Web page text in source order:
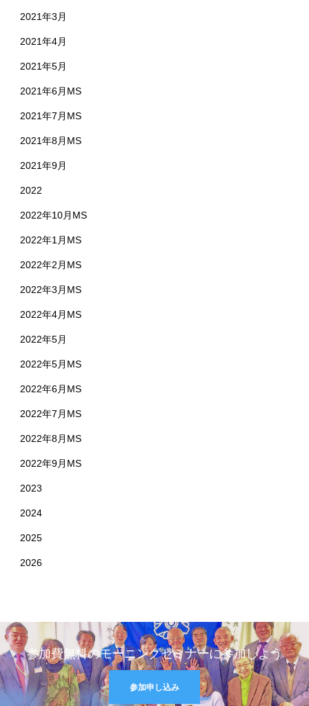
2021年3月
2021年4月
2021年5月
2021年6月MS
2021年7月MS
2021年8月MS
2021年9月
2022
2022年10月MS
2022年1月MS
2022年2月MS
2022年3月MS
2022年4月MS
2022年5月
2022年5月MS
2022年6月MS
2022年7月MS
2022年8月MS
2022年9月MS
2023
2024
2025
2026
参加費無料のモーニングセミナーに参加しよう
参加申し込み